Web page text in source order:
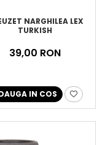
NARGHILEA LEX
TURKISH
39,00 RON
IN COS